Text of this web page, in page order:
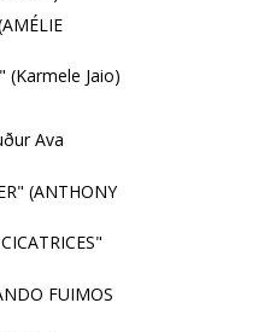
(Karmele Jaio)
Ava
(ANTHONY
FUIMOS